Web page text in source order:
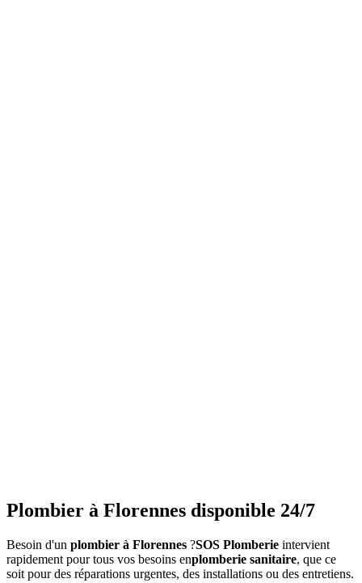
Plombier à Florennes disponible 24/7
Besoin d'un plombier à Florennes ?SOS Plomberie intervient
rapidement pour tous vos besoins enplomberie sanitaire, que ce
soit pour des réparations urgentes, des installations ou des entretiens.